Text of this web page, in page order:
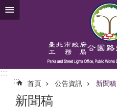
跳到主要內容區塊
:::
:::
首頁 公告資訊 新聞稿
新聞稿